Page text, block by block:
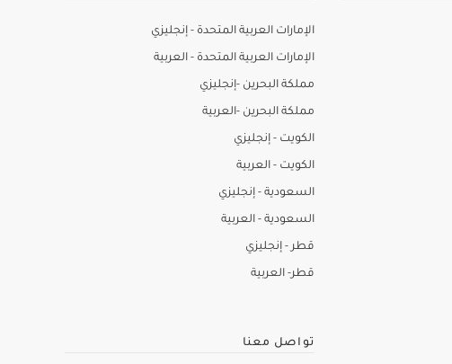
الإمارات العربية المتحدة - إنجليزي
الإمارات العربية المتحدة - العربية
مملكة البحرين -إنجليزي
مملكة البحرين -العربية
الكويت - إنجليزي
الكويت - العربية
السعودية - إنجليزي
السعودية - العربية
قطر - إنجليزي
قطر- العربية
تواصل معنا